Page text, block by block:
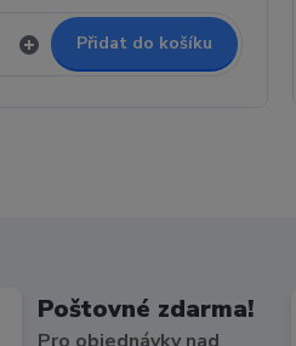
Přidat do košíku
Poštovné zdarma!